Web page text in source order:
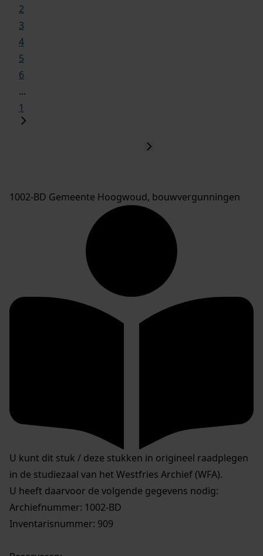
2
3
4
5
6
...
1
1002-BD Gemeente Hoogwoud, bouwvergunningen
U kunt dit stuk / deze stukken in origineel raadplegen
in de studiezaal van het Westfries Archief (WFA).
U heeft daarvoor de volgende gegevens nodig:
Archiefnummer: 1002-BD
Inventarisnummer: 909